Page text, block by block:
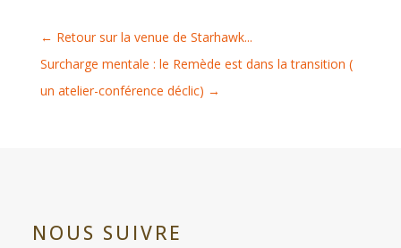
← Retour sur la venue de Starhawk...
Surcharge mentale : le Remède est dans la transition (
un atelier-conférence déclic) →
NOUS SUIVRE